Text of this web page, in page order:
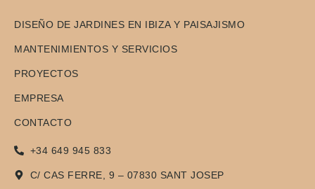
DISEÑO DE JARDINES EN IBIZA Y PAISAJISMO
MANTENIMIENTOS Y SERVICIOS
PROYECTOS
EMPRESA
CONTACTO
+34 649 945 833
C/ CAS FERRE, 9 – 07830 SANT JOSEP